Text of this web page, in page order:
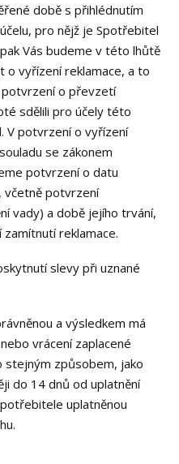
době s přihlédnutím
pro nějž je Spotřebitel
Vás budeme v této lhůtě
o vyřízení reklamace, a to
potvrzení o převzetí
sdělili pro účely této
V potvrzení o vyřízení
se zákonem
potvrzení o datu
včetně potvrzení
vady) a době jejího trvání,
reklamace.
slevy při uznané
a výsledkem má
vrácení zaplacené
stejným způsobem, jako
do 14 dnů od uplatnění
uplatněnou